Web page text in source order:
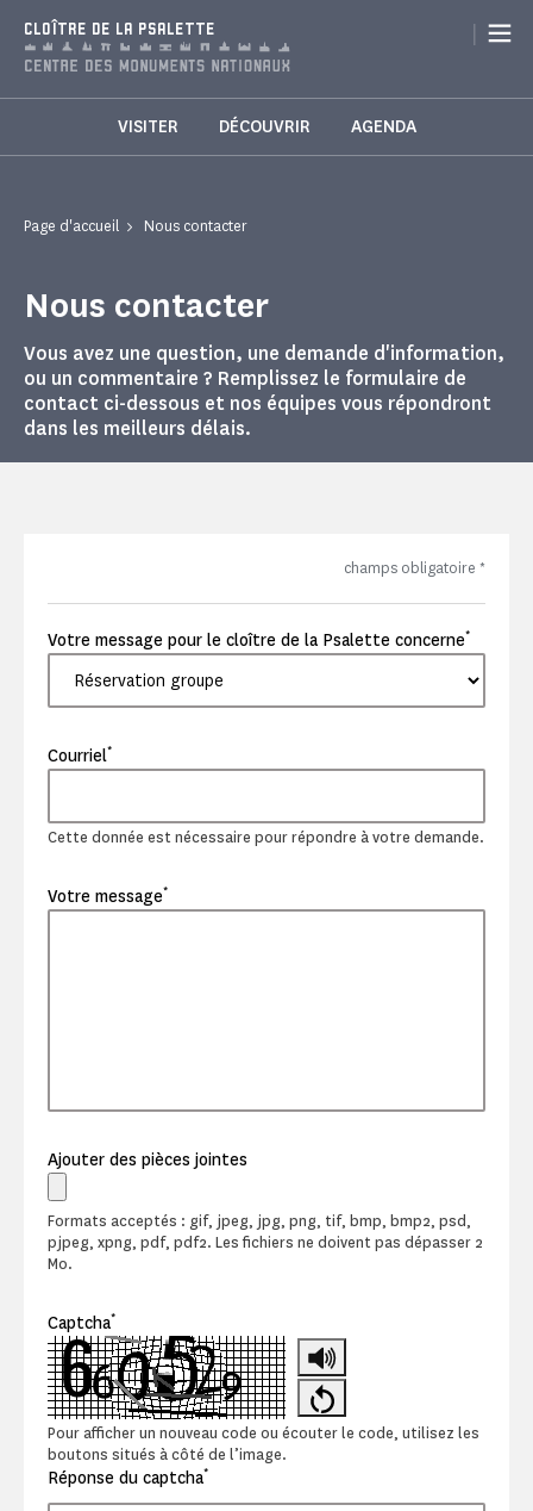
CLOÎTRE DE LA PSALETTE |
VISITER DÉCOUVRIR AGENDA
Page d'accueil Nous contacter
Nous contacter
Vous avez une question, une demande d'information,
ou un commentaire ? Remplissez le formulaire de
contact ci-dessous et nos équipes vous répondront
dans les meilleurs délais.
champs obligatoire *
Votre message pour le cloître de la Psalette concerne*
Courriel*
Cette donnée est nécessaire pour répondre à votre demande.
Votre message*
Ajouter des pièces jointes
Formats acceptés : gif, jpeg, jpg, png, tif, bmp, bmp2, psd,
pjpeg, xpng, pdf, pdf2. Les fichiers ne doivent pas dépasser 2
Mo.
Captcha*
Pour afficher un nouveau code ou écouter le code, utilisez les
boutons situés à côté de l’image.
Réponse du captcha*